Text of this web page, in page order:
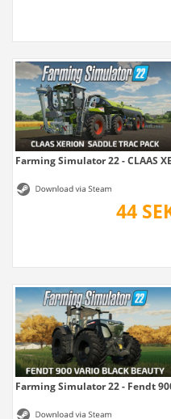
Farming Simulator 22 - CLAAS
44
Farming Simulator 22 - Fendt